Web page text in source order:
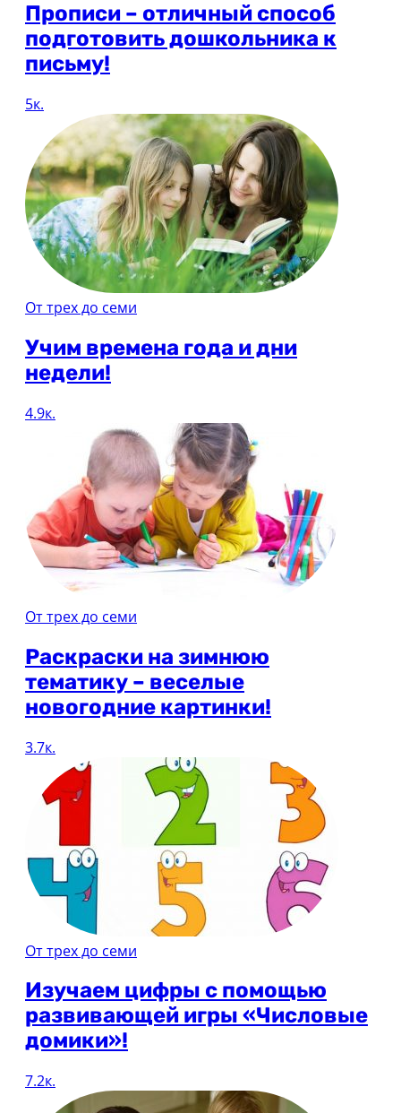
Прописи – отличный способ
подготовить дошкольника к
письму!
5к.
От трех до семи
Учим времена года и дни
недели!
4.9к.
От трех до семи
Раскраски на зимнюю
тематику – веселые
новогодние картинки!
3.7к.
От трех до семи
Изучаем цифры с помощью
развивающей игры «Числовые
домики»!
7.2к.